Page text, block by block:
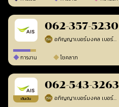
062-357-5230
อภิญญาเบอร์มงคล เบอร์สวยเลขศาสตร์
การงาน โชคลาภ
เติมเงิน
062-543-3263
อภิญญาเบอร์มงคล เบอร์สวยเลขศาสตร์